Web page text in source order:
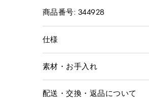
商品番号: 344928
仕様
素材・お手入れ
配送・交換・返品について